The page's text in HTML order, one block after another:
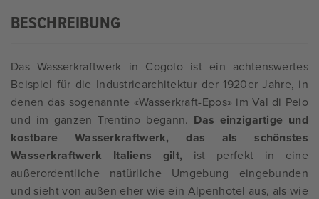
BESCHREIBUNG
Das Wasserkraftwerk in Cogolo ist ein achtenswertes
Beispiel für die Industriearchitektur der 1920er Jahre, in
denen das sogenannte «Wasserkraft-Epos» im Val di Peio
und im ganzen Trentino begann. Das einzigartige und
kostbare Wasserkraftwerk, das als schönstes
Wasserkraftwerk Italiens gilt, ist perfekt in eine
außerordentliche natürliche Umgebung eingebunden
und sieht von außen eher wie ein Alpenhotel aus, als wie